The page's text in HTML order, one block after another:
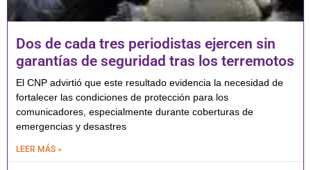
Dos de cada tres periodistas ejercen sin
garantías de seguridad tras los terremotos
El CNP advirtió que este resultado evidencia la necesidad de
fortalecer las condiciones de protección para los
comunicadores, especialmente durante coberturas de
emergencias y desastres
LEER MÁS »